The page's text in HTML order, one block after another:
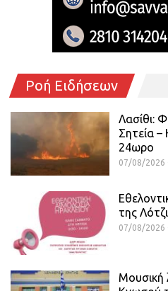
Ροή Ειδήσεων
Λασίθι:
Σητεία
24ωρο
07/08/2026
της
07/08/2026
Μουσική